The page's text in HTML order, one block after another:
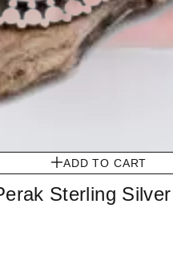
ADD TO CART
Sterling